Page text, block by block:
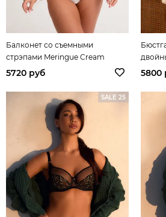
Балконет со съемными
стрэпами Meringue Cream
5720 руб 5800
SALE 25